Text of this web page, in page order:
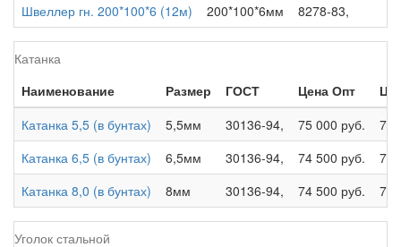
Швеллер гн. 200*100*6 (12м)
200*100*6мм 8278-83,
Катанка
Наименование
Размер ГОСТ Цена Опт
Катанка 5,5 (в бунтах)
5,5мм 30136-94, 75 000 руб.
77
Катанка 6,5 (в бунтах)
6,5мм 30136-94, 74 500 руб.
76
Катанка 8,0 (в бунтах)
8мм 30136-94, 74 500 руб. 76
Уголок стальной